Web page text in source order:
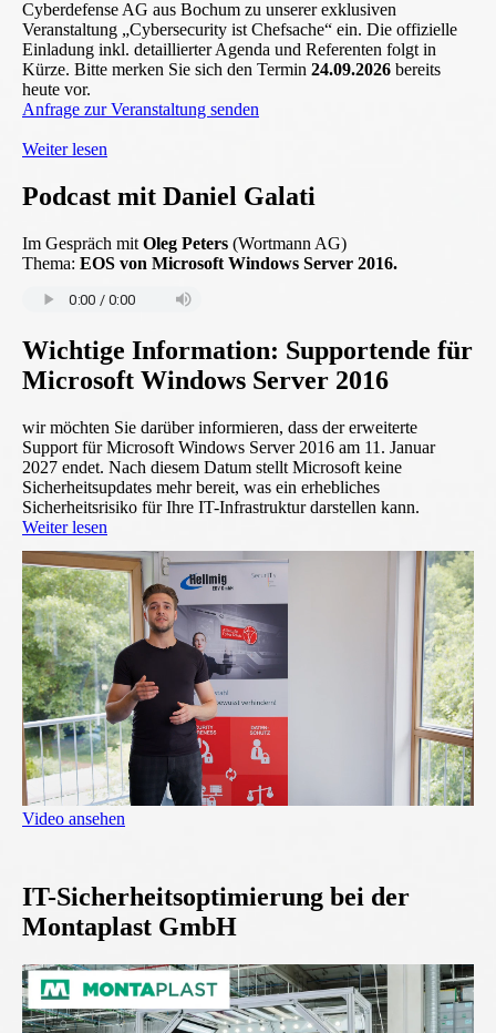
Cyberdefense AG aus Bochum zu unserer exklusiven
Veranstaltung „Cybersecurity ist Chefsache“ ein. Die offizielle
Einladung inkl. detaillierter Agenda und Referenten folgt in
Kürze. Bitte merken Sie sich den Termin 24.09.2026 bereits
heute vor.
Anfrage zur Veranstaltung senden
Weiter lesen
Podcast mit Daniel Galati
Im Gespräch mit Oleg Peters (Wortmann AG)
Thema: EOS von Microsoft Windows Server 2016.
Wichtige Information: Supportende für
Microsoft Windows Server 2016
wir möchten Sie darüber informieren, dass der erweiterte
Support für Microsoft Windows Server 2016 am 11. Januar
2027 endet. Nach diesem Datum stellt Microsoft keine
Sicherheitsupdates mehr bereit, was ein erhebliches
Sicherheitsrisiko für Ihre IT-Infrastruktur darstellen kann.
Weiter lesen
Video ansehen
IT-Sicherheitsoptimierung bei der
Montaplast GmbH